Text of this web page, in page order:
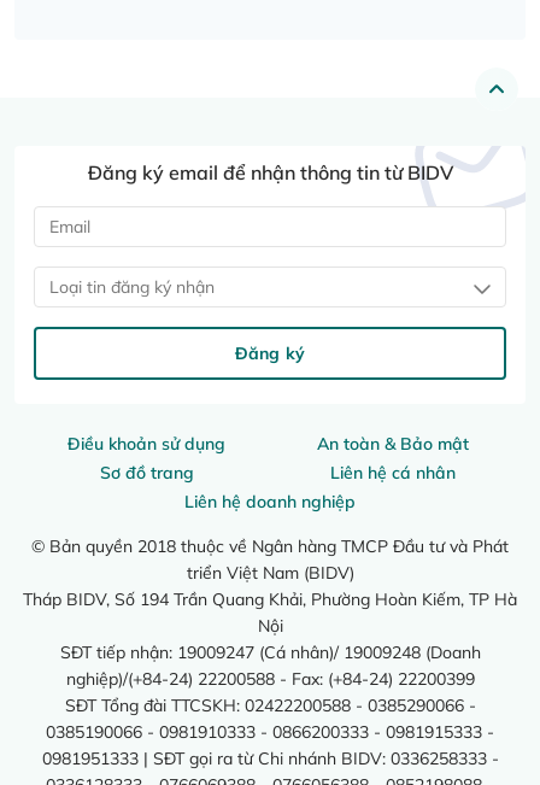
Điều khoản sử dụng
An toàn & Bảo mật
Sơ đồ trang
Liên hệ cá nhân
Liên hệ doanh nghiệp
© Bản quyền 2018 thuộc về Ngân hàng TMCP Đầu tư và Phát
triển Việt Nam (BIDV)
Tháp BIDV, Số 194 Trần Quang Khải, Phường Hoàn Kiếm, TP Hà
Nội
SĐT tiếp nhận: 19009247 (Cá nhân)/ 19009248 (Doanh
nghiệp)/(+84-24) 22200588 - Fax: (+84-24) 22200399
SĐT Tổng đài TTCSKH: 02422200588 - 0385290066 -
0385190066 - 0981910333 - 0866200333 - 0981915333 -
0981951333 | SĐT gọi ra từ Chi nhánh BIDV: 0336258333 -
Đăng ký email để nhận thông tin từ BIDV
Loại tin đăng ký nhận
Đăng ký